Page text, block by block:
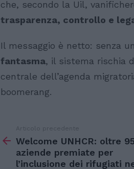
che, secondo la Uil,
trasparenza, controllo e
Il messaggio è netto: senza
fantasma, il sistema rischia
centrale dell’agenda
boomerang.
di
Articolo precedente
Welcome UNHCR: oltre
aziende premiate per
l’inclusione dei rifugiati